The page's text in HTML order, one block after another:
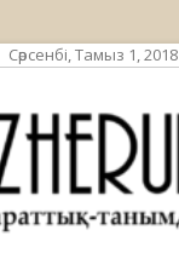
Сәрсенбі, Тамыз 1, 2018